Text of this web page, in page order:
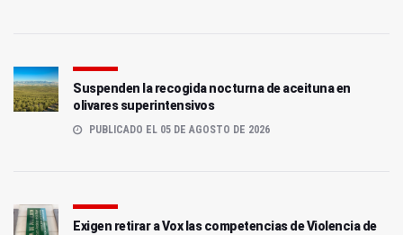
Suspenden la recogida nocturna de aceituna en
olivares superintensivos
PUBLICADO EL 05 DE AGOSTO DE 2026
Exigen retirar a Vox las competencias de Violencia de